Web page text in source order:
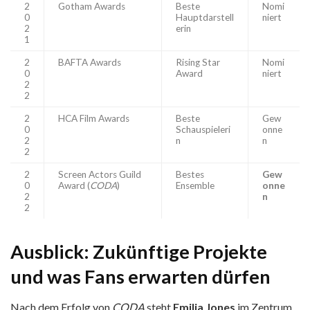
2
0
2
1
Gotham Awards
Beste
Hauptdarstell
erin
Nomi
niert
2
0
2
2
BAFTA Awards
Rising Star
Award
Nomi
niert
2
0
2
2
HCA Film Awards
Beste
Schauspieleri
n
Gew
onne
n
2
0
2
2
Screen Actors Guild
Award (CODA)
Bestes
Ensemble
Gew
onne
n
Ausblick: Zukünftige Projekte
und was Fans erwarten dürfen
Nach dem Erfolg von CODAsteht Emilia Jones im Zentrum